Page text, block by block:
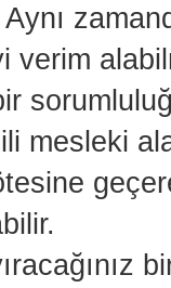
Aynı
verim
mesleki